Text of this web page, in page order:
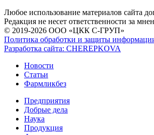
Любое использование материалов сайта
Редакция не несет ответственности за
© 2019-2026 ООО «ЦКК С-ГРУП»
Политика обработки и защиты
Разработка сайта: CHEREPKOVA
Новости
Статьи
Фармликбез
Предприятия
Добрые дела
Наука
Продукция